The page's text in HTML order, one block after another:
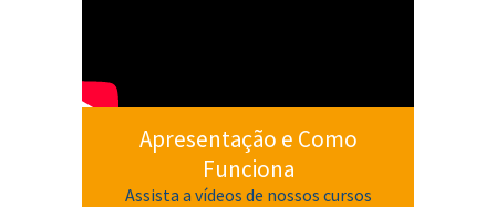
Apresentação e Como
Funciona
Assista a vídeos de nossos cursos